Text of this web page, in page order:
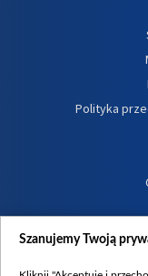
Polityka
Szanujemy Twoją